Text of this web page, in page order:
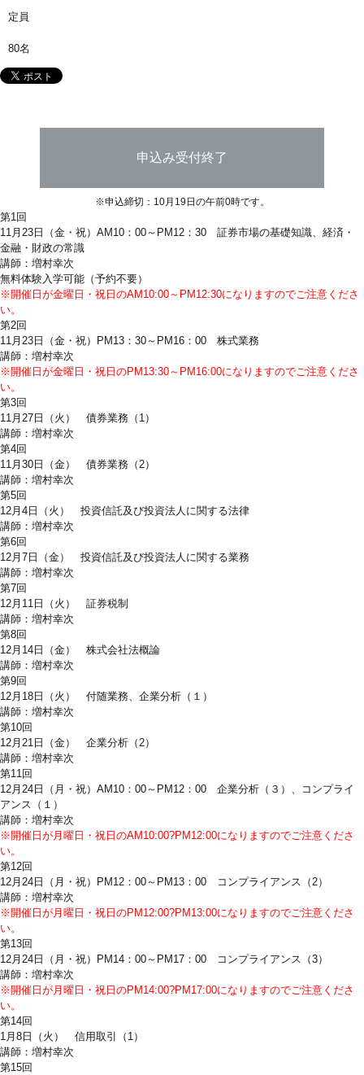
定員
80名
申込み受付終了
※申込締切：10月19日の午前0時です。
第1回
11月23日（金・祝）AM10：00～PM12：30 証券市場の基礎知識、経済・
金融・財政の常識
講師：増村幸次
無料体験入学可能（予約不要）
※開催日が金曜日・祝日のAM10:00～PM12:30になりますのでご注意くださ
い。
第2回
11月23日（金・祝）PM13：30～PM16：00 株式業務
講師：増村幸次
※開催日が金曜日・祝日のPM13:30～PM16:00になりますのでご注意くださ
い。
第3回
11月27日（火） 債券業務（1）
講師：増村幸次
第4回
11月30日（金） 債券業務（2）
講師：増村幸次
第5回
12月4日（火） 投資信託及び投資法人に関する法律
講師：増村幸次
第6回
12月7日（金） 投資信託及び投資法人に関する業務
講師：増村幸次
第7回
12月11日（火） 証券税制
講師：増村幸次
第8回
12月14日（金） 株式会社法概論
講師：増村幸次
第9回
12月18日（火） 付随業務、企業分析（１）
講師：増村幸次
第10回
12月21日（金） 企業分析（2）
講師：増村幸次
第11回
12月24日（月・祝）AM10：00～PM12：00 企業分析（３）、コンプライ
アンス（１）
講師：増村幸次
※ 開催日が月曜日・祝日のAM10:00?PM12:00になりますのでご注意くださ
い。
第12回
12月24日（月・祝）PM12：00～PM13：00 コンプライアンス（2）
講師：増村幸次
※開催日が月曜日・祝日のPM12:00?PM13:00になりますのでご注意くださ
い。
第13回
12月24日（月・祝）PM14：00～PM17：00 コンプライアンス（3）
講師：増村幸次
※ 開催日が月曜日・祝日のPM14:00?PM17:00になりますのでご注意くださ
い。
第14回
1月8日（火） 信用取引（1）
講師：増村幸次
第15回